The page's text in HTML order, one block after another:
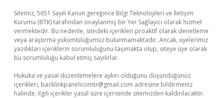
Sitemiz, 5651 Sayılı Kanun gereğince Bilgi Teknolojileri ve İletişim
Kurumu (BTK) tarafından onaylanmış bir Yer Sağlayıcı olarak hizmet
vermektedir. Bu nedenle, sitedeki içerikleri proaktif olarak denetleme
veya araştırma yükümlülüğümüz bulunmamaktadır. Ancak, üyelerimiz
yazdıkları içeriklerin sorumluluğunu taşımakta olup, siteye üye olarak
bu sorumluluğu kabul etmiş sayılırlar.
Hukuka ve yasal düzenlemelere aykırı olduğunu düşündüğünüz
içerikleri, backlinkpanelicomtr@gmail.com adresine bildirmeniz
halinde, ilgili içerikler yasal süre içerisinde sitemizden kaldırılacaktır.